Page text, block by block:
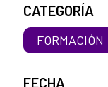
CATEGORÍA
FORMACIÓN
FECHA